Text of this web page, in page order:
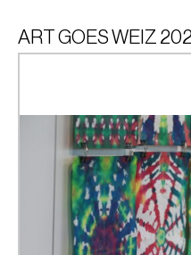
ART GOES WEIZ